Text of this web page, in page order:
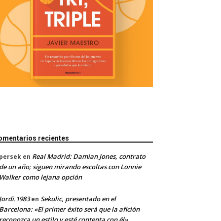
recientes
en Real Madrid: Damian Jones, contrato
un año; siguen mirando escoltas con Lonnie
como lejana opción
en Sekulic, presentado en el
«El primer éxito será que la afición